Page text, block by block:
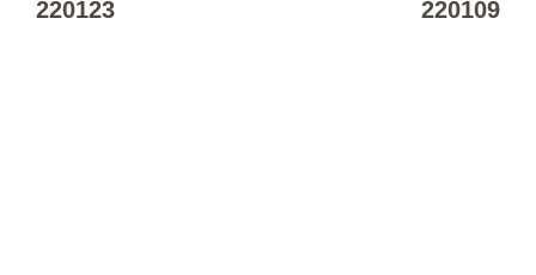
220123
220109